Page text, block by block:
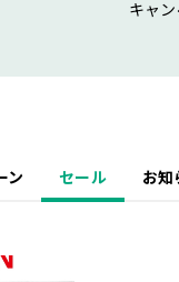
キャ
ン セール お知